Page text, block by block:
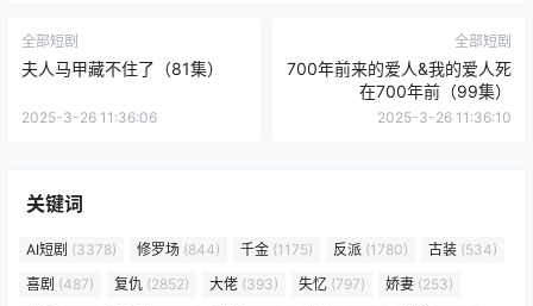
全部短剧
夫人马甲藏不住了（81集）
2025-3-26 11:36:06
全部短剧
700年前来的爱人&我的爱人死
在700年前（99集）
2025-3-26 11:36:10
关键词
AI短剧 (3378) 修罗场 (844) 千金 (1175) 反派 (1780) 古装 (534)
喜剧 (487) 复仇 (2852) 大佬 (393) 失忆 (797) 娇妻 (253)